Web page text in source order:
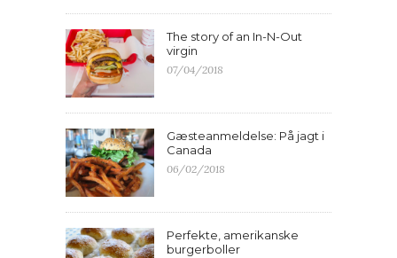
The story of an In-N-Out
virgin
07/04/2018
Gæsteanmeldelse: På jagt i
Canada
06/02/2018
Perfekte, amerikanske
burgerboller